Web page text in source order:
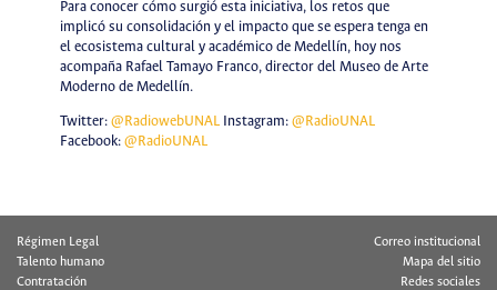
Para conocer cómo surgió esta iniciativa, los retos que
implicó su consolidación y el impacto que se espera tenga en
el ecosistema cultural y académico de Medellín, hoy nos
acompaña Rafael Tamayo Franco, director del Museo de Arte
Moderno de Medellín.
Twitter: @RadiowebUNALInstagram: @RadioUNAL
Facebook: @RadioUNAL
Régimen Legal
Talento humano
Contratación
Correo institucional
Mapa del sitio
Redes sociales